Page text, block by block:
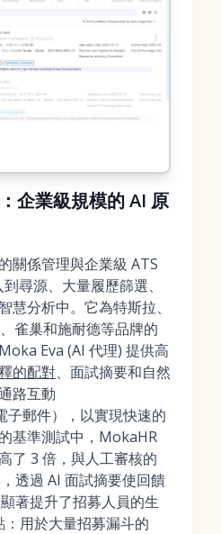
企業級規模的 AI 原
關係管理與企業級 ATS
尋源、大量履歷篩選、
慧分析中。它為特斯拉、
雀巢和施耐德等品牌的
Eva (AI 代理) 提供高
的配對、面試摘要和自然
路互動
子郵件），以實現快速的
基準測試中，MokaHR
了 3 倍，與人工審核的
透過 AI 面試摘要使回饋
著提升了招募人員的生
用於大量招募漏斗的